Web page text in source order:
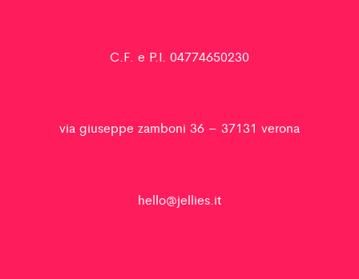
C.F. e P.I. 04774650230
via giuseppe zamboni 36 – 37131 verona
hello@jellies.it